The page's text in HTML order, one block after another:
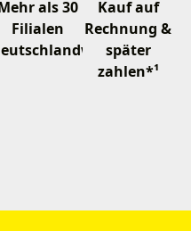
als 30
Filialen
Kauf auf
Rechnung &
später
zahlen*¹